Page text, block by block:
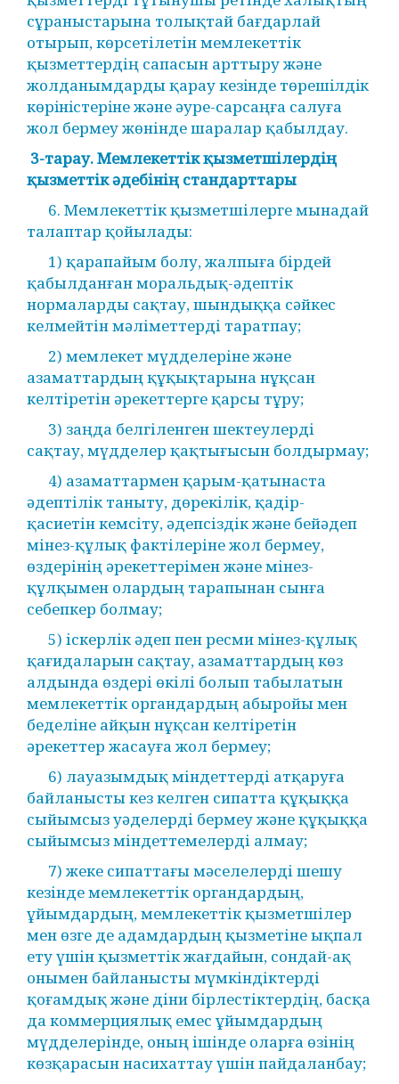
сұраныстарына толықтай бағдарлай
отырып, көрсетілетін мемлекеттік
қызметтердің сапасын арттыру және
жолданымдарды қарау кезiнде төрешiлдiк
көрiнiстерiне және әуре-сарсаңға салуға
жол бермеу жөнінде шаралар қабылдау.
3-тарау. Мемлекеттік қызметшілердің
қызметтік әдебінің стандарттары
6. Мемлекеттік қызметшілерге мынадай
талаптар қойылады:
1) қарапайым болу, жалпыға бірдей
қабылданған моральдық-әдептік
нормаларды сақтау, шындыққа сәйкес
келмейтін мәліметтерді таратпау;
2) мемлекет мүдделеріне және
азаматтардың құқықтарына нұқсан
келтіретін әрекеттерге қарсы тұру;
3) заңда белгіленген шектеулерді
сақтау, мүдделер қақтығысын болдырмау;
4) азаматтармен қарым-қатынаста
әдептілік таныту, дөрекілік, қадір-
қасиетін кемсіту, әдепсіздік және бейәдеп
мінез-құлық фактілеріне жол бермеу,
өздерінің әрекеттерімен және мінез-
құлқымен олардың тарапынан сынға
себепкер болмау;
5) іскерлік әдеп пен ресми мінез-құлық
қағидаларын сақтау, азаматтардың көз
алдында өздері өкілі болып табылатын
мемлекеттік органдардың абыройы мен
беделіне айқын нұқсан келтіретін
әрекеттер жасауға жол бермеу;
6) лауазымдық міндеттерді атқаруға
байланысты кез келген сипатта құқыққа
сыйымсыз уәделерді бермеу және құқыққа
сыйымсыз міндеттемелерді алмау;
7) жеке сипаттағы мәселелерді шешу
кезінде мемлекеттік органдардың,
ұйымдардың, мемлекеттік қызметшілер
мен өзге де адамдардың қызметіне ықпал
ету үшін қызметтік жағдайын, сондай-ақ
онымен байланысты мүмкіндіктерді
қоғамдық және діни бірлестіктердің, басқа
да коммерциялық емес ұйымдардың
мүдделерінде, оның ішінде оларға өзінің
көзқарасын насихаттау үшін пайдаланбау;